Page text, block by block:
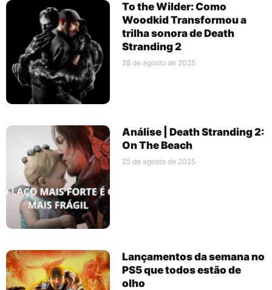
To the Wilder: Como
Woodkid Transformou a
trilha sonora de Death
Stranding 2
28 de agosto de 2025
Análise | Death Stranding 2:
On The Beach
25 de agosto de 2025
Lançamentos da semana no
PS5 que todos estão de
olho